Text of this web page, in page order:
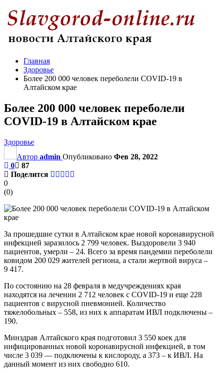
Главная
Здоровье
Более 200 000 человек переболели COVID-19 в
Алтайском крае
Более 200 000 человек переболели
COVID-19 в Алтайском крае
Здоровье
Автор admin Опубликовано Фев 28, 2022
0
87
Поделится
0
(0)
За прошедшие сутки в Алтайском крае новой коронавирусной
инфекцией заразилось 2 799 человек. Выздоровели 3 940
пациентов, умерли – 24. Всего за время пандемии переболели
ковидом 200 029 жителей региона, а стали жертвой вируса –
9 417.
По состоянию на 28 февраля в медучреждениях края
находятся на лечении 2 712 человек с COVID-19 и еще 228
пациентов с вирусной пневмонией. Количество
тяжелобольных – 558, из них к аппаратам ИВЛ подключены –
190.
Минздрав Алтайского края подготовил 3 550 коек для
инфицированных новой коронавирусной инфекцией, в том
числе 3 039 — подключены к кислороду, а 373 – к ИВЛ. На
данный момент из них свободно 610.